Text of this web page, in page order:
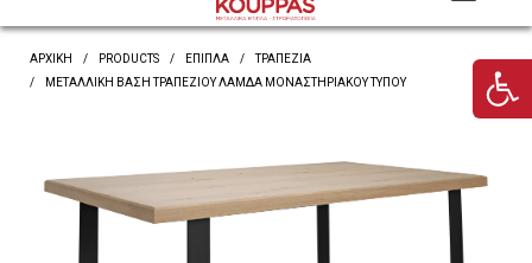
Κρεβάτια Ξύλο-Μέταλλο
Ντυμένα Κρεβάτια
Κουκέτες
Βρες το στρώμα σου
Γραφεία
ΑΡΧΙΚΗ PRODUCTS ΈΠΙΠΛΑ
ΤΡΑΠΈΖΙΑ
ΜΕΤΑΛΛΙΚΉ ΒΆΣΗ ΤΡΑΠΕΖΙΟΎ ΛΆΜΔΑ ΜΟΝΑΣΤΗΡΙΑΚΟΎ ΤΎΠΟΥ